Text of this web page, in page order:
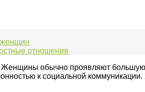
женщин
отношения
обычно проявляют
к социальной